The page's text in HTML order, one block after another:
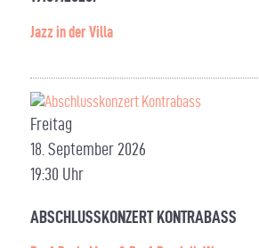
Jazz in der Villa
Freitag
18. September 2026
19:30 Uhr
ABSCHLUSSKONZERT KONTRABASS